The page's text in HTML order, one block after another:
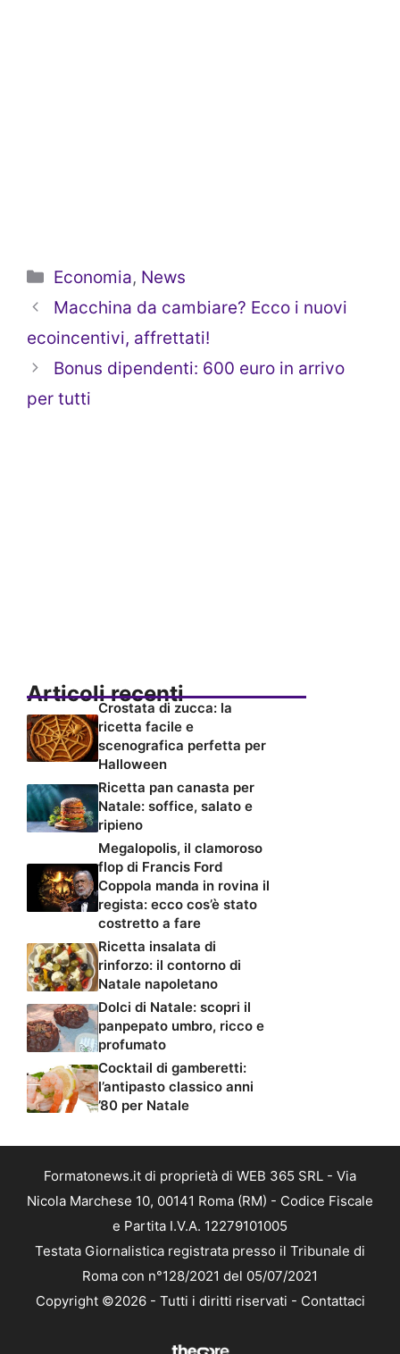
Categorie
Economia, News
Macchina da cambiare? Ecco i nuovi
ecoincentivi, affrettati!
Bonus dipendenti: 600 euro in arrivo
per tutti
Articoli recenti
Crostata di zucca: la
ricetta facile e
scenografica perfetta per
Halloween
Ricetta pan canasta per
Natale: soffice, salato e
ripieno
Megalopolis, il clamoroso
flop di Francis Ford
Coppola manda in rovina il
regista: ecco cos’è stato
costretto a fare
Ricetta insalata di
rinforzo: il contorno di
Natale napoletano
Dolci di Natale: scopri il
panpepato umbro, ricco e
profumato
Cocktail di gamberetti:
l’antipasto classico anni
’80 per Natale
Formatonews.it di proprietà di WEB 365 SRL - Via
Nicola Marchese 10, 00141 Roma (RM) - Codice Fiscale
e Partita I.V.A. 12279101005
Testata Giornalistica registrata presso il Tribunale di
Roma con n°128/2021 del 05/07/2021
Copyright ©2026 - Tutti i diritti riservati - Contattaci